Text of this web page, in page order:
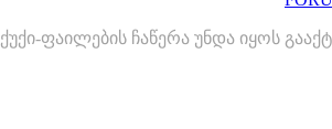
ქუქი-ფაილების ჩაწერა უნდა იყოს